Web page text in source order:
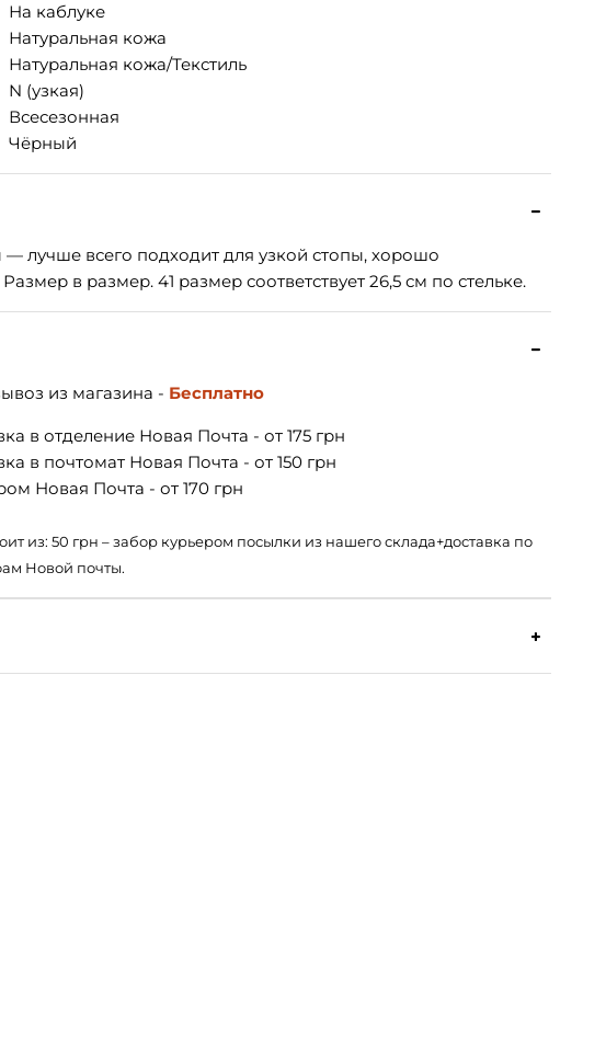
На каблуке
Натуральная кожа
Натуральная кожа/Текстиль
N (узкая)
Всесезонная
Чёрный
лучше всего подходит для узкой стопы, хорошо
в размер. 41 размер соответствует 26,5 см по стельке.
из магазина - Бесплатно
в отделение Новая Почта - от 175 грн
в почтомат Новая Почта - от 150 грн
Новая Почта - от 170 грн
из: 50 грн – забор курьером посылки из нашего склада+доставка по
Новой почты.